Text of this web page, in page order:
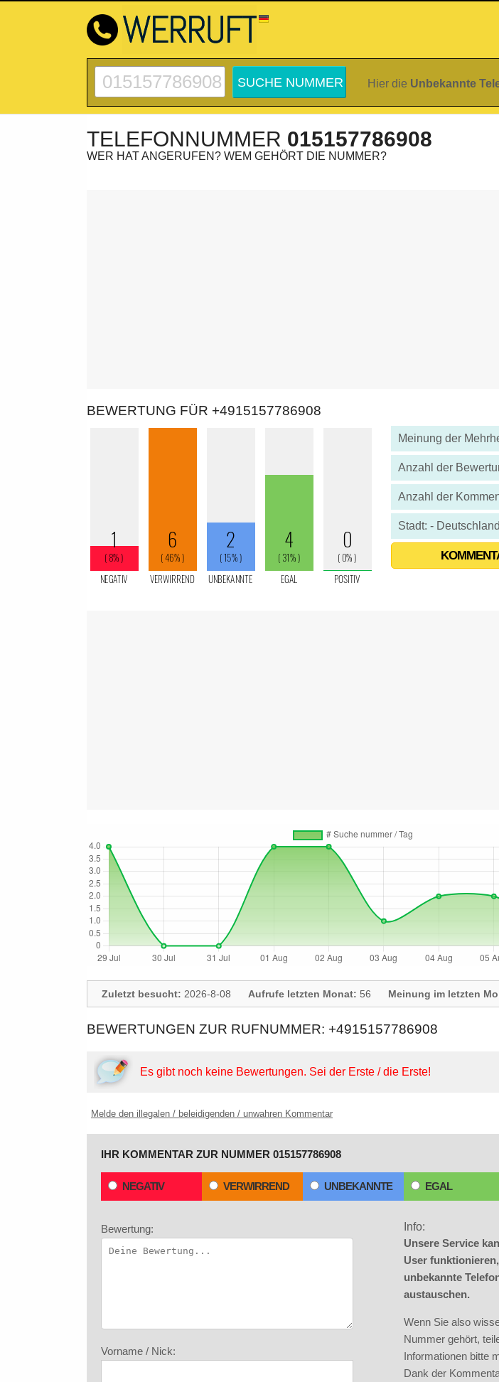
Hier die Unbekannte
TELEFONNUMMER 015157786908
WER HAT ANGERUFEN? WEM GEHÖRT DIE NUMMER?
BEWERTUNG FÜR +4915157786908
Meinung der
Anzahl der
Anzahl der
Stadt: - Deutschland
Zuletzt besucht: 2026-8-08 Aufrufe letzten Monat: 56 Meinung im letzten
BEWERTUNGEN ZUR RUFNUMMER: +4915157786908
Es gibt noch keine Bewertungen. Sei der Erste / die Erste!
Melde den illegalen / beleidigenden / unwahren Kommentar
IHR KOMMENTAR ZUR NUMMER 015157786908
NEGATIV VERWIRREND UNBEKANNTE EGAL
Bewertung:
Vorname / Nick:
Info:
Unsere Service
User
unbekannte
austauschen.
Wenn Sie also
Nummer gehört,
Informationen bitte
Dank der